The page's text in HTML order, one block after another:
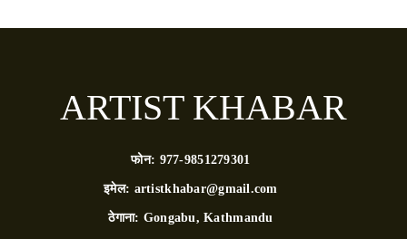
ARTIST KHABAR
फोन: 977-9851279301
इमेल: artistkhabar@gmail.com
ठेगाना: Gongabu, Kathmandu